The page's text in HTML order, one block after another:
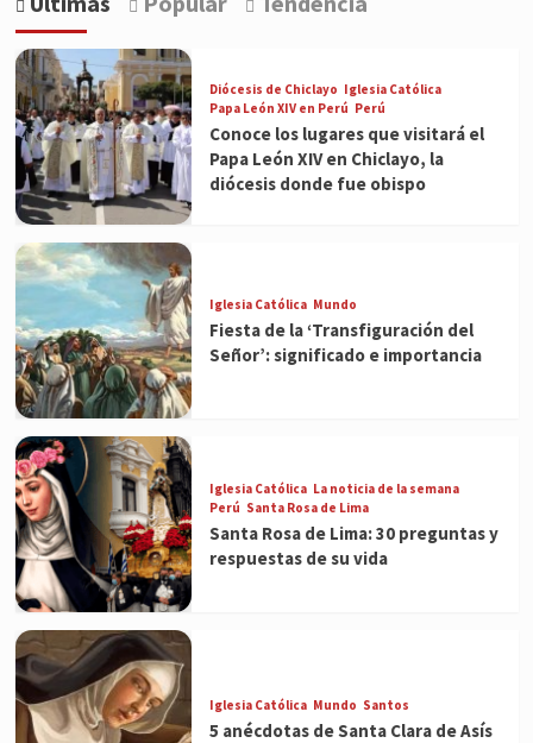
Diócesis de Chiclayo Iglesia Católica
Papa León XIV en Perú Perú
Conoce los lugares que visitará el
Papa León XIV en Chiclayo, la
diócesis donde fue obispo
Iglesia Católica Mundo
Fiesta de la ‘Transfiguración del
Señor’: significado e importancia
Iglesia Católica La noticia de la semana
Perú Santa Rosa de Lima
Santa Rosa de Lima: 30 preguntas y
respuestas de su vida
Iglesia Católica Mundo Santos
5 anécdotas de Santa Clara de Asís